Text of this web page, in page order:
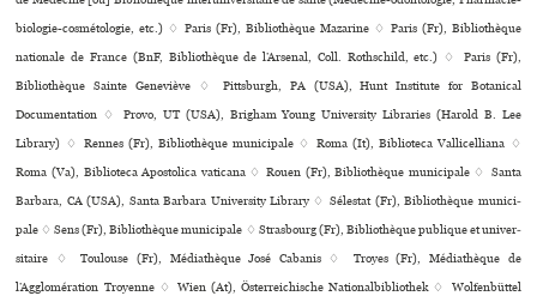
bio­lo­gie-cos­mé­to­lo­gie, etc.) ♢ Paris (Fr), Bibliothèque Mazarine ♢ Paris (Fr), Bibliothèque
nationale de France (BnF, Bibliothèque de l’Arsenal, Coll. Rothschild, etc.) ♢ Paris (Fr),
Bibliothèque Sainte Geneviève ♢ Pittsburgh, PA (USA), Hunt Institute for Botanical
Documentation ♢ Provo, UT (USA), Brigham Young University Libraries (Harold B. Lee
Library) ♢ Rennes (Fr), Bibliothèque muni­ci­pale ♢ Roma (It), Biblioteca Vallicelliana ♢
Roma (Va), Biblioteca Apostolica vaticana ♢ Rouen (Fr), Bibliothèque muni­ci­pale ♢ Santa
Barbara, CA (USA), Santa Barbara University Library ♢ Sélestat (Fr), Bibliothèque muni­ci­
pale ♢ Sens (Fr), Bibliothèque muni­ci­pale ♢ Strasbourg (Fr), Bibliothèque publi­que et uni­ver­
si­taire ♢ Toulouse (Fr), Médiathèque José Cabanis ♢ Troyes (Fr), Médiathèque de
l’Agglomération Troyenne ♢ Wien (At), Österreichische Nationalbibliothek ♢ Wolfenbüttel